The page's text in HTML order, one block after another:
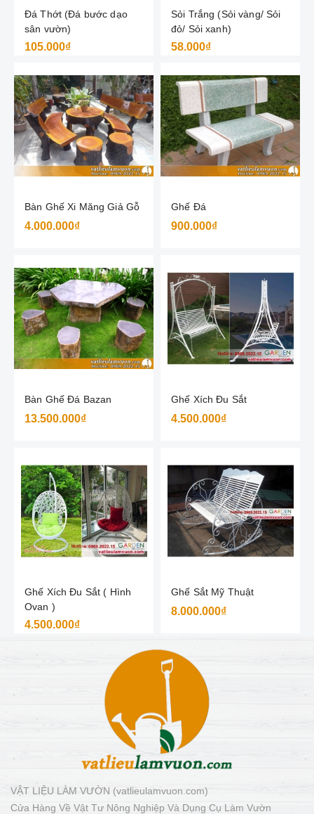
Đá Thớt (Đá bước dạo
sân vườn)
105.000₫
Sỏi Trắng (Sỏi vàng/ Sỏi
đỏ/ Sỏi xanh)
58.000₫
Bàn Ghế Xi Măng Giả Gỗ
4.000.000₫
Ghế Đá
900.000₫
Bàn Ghế Đá Bazan
13.500.000₫
Ghế Xích Đu Sắt
4.500.000₫
Ghế Xích Đu Sắt ( Hình
Ovan )
4.500.000₫
Ghế Sắt Mỹ Thuật
8.000.000₫
VẬT LIỆU LÀM VƯỜN (vatlieulamvuon.com)
Cửa Hàng Về Vật Tư Nông Nghiệp Và Dụng Cụ Làm Vườn